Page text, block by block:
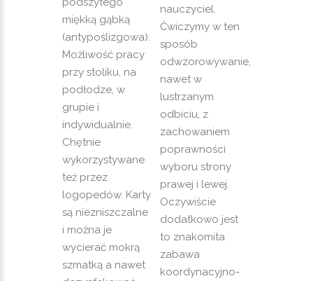
miękką gąbką
(antypoślizgowa).
Możliwość pracy
przy stoliku, na
podłodze, w
grupie i
indywidualnie.
Chętnie
wykorzystywane
też przez
logopedów. Karty
są niezniszczalne
i można je
wycierać mokrą
szmatką a nawet
nauczyciel.
Ćwiczymy w ten
sposób
odwzorowywanie,
nawet w
lustrzanym
odbiciu, z
zachowaniem
poprawności
wyboru strony
prawej i lewej.
Oczywiście
dodatkowo jest
to znakomita
zabawa
koordynacyjno-